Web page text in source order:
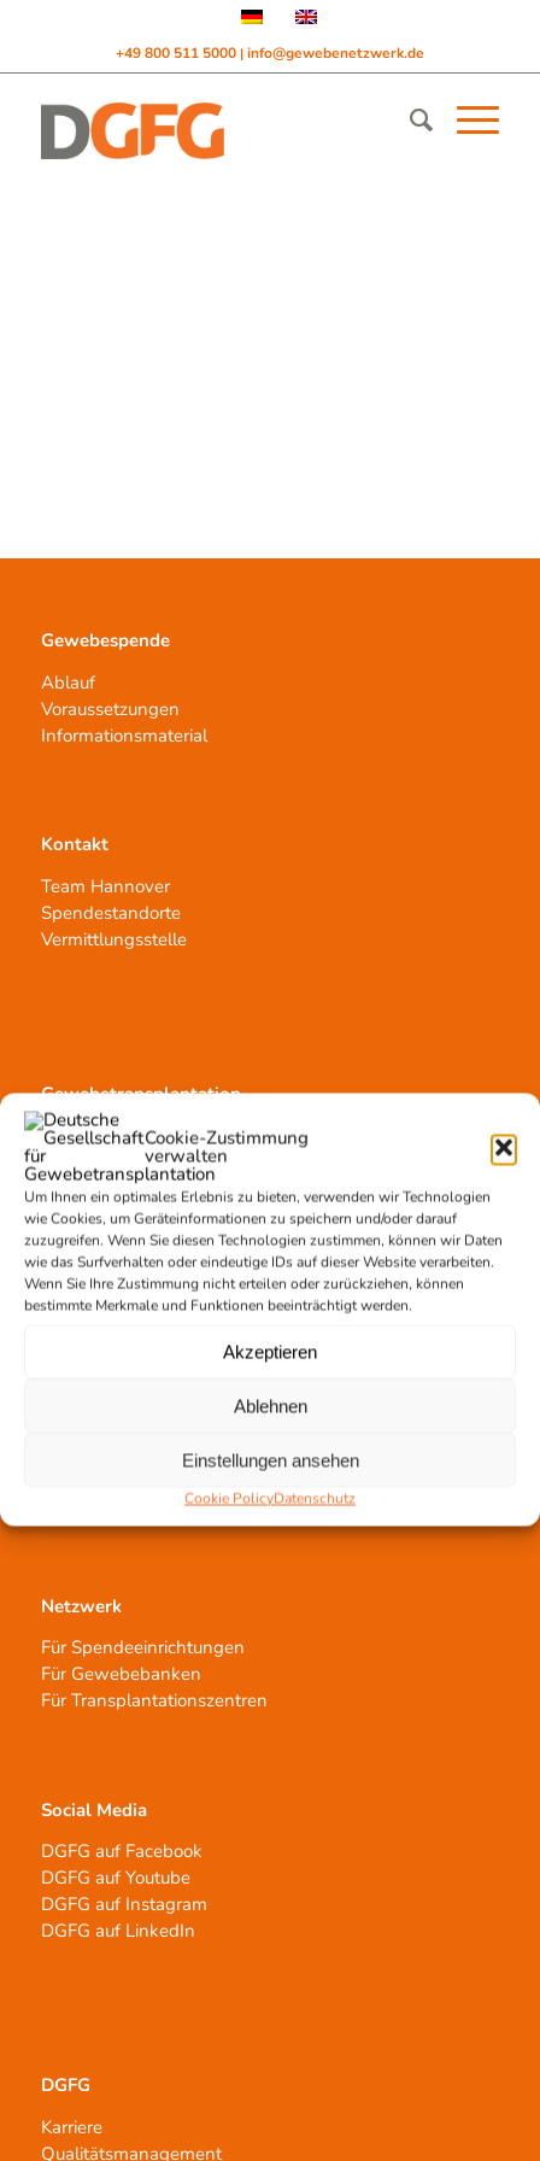
Cookie-Zustimmung
verwalten
Um Ihnen ein optimales Erlebnis zu bieten, verwenden wir Technologien
wie Cookies, um Geräteinformationen zu speichern und/oder darauf
zuzugreifen. Wenn Sie diesen Technologien zustimmen, können wir Daten
wie das Surfverhalten oder eindeutige IDs auf dieser Website verarbeiten.
Wenn Sie Ihre Zustimmung nicht erteilen oder zurückziehen, können
bestimmte Merkmale und Funktionen beeinträchtigt werden.
Akzeptieren
Ablehnen
Einstellungen ansehen
Cookie PolicyDatenschutz
+49 800 511 5000 | info@gewebenetzwerk.de
Gewebespende
Ablauf
Voraussetzungen
Informationsmaterial
Kontakt
Team Hannover
Spendestandorte
Vermittlungsstelle
Gewebetransplantation
Gewebeprozessierung
Transplantatvermittlung
Transplantat bestellen
Jetzt untertstützen!
Netzwerk
Für Spendeeinrichtungen
Für Gewebebanken
Für Transplantationszentren
Social Media
DGFG auf Facebook
DGFG auf Youtube
DGFG auf Instagram
DGFG auf LinkedIn
DGFG
Karriere
Qualitätsmanagement